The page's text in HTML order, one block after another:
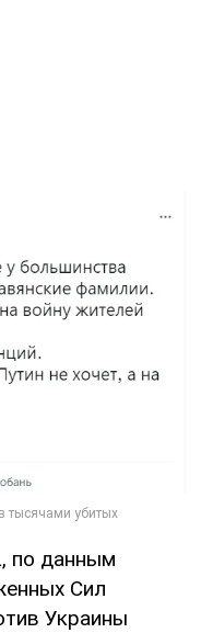
по данным
Сил
Украины